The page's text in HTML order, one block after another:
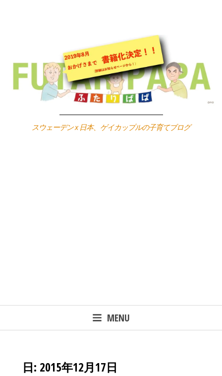
スウェーデン x 日本、ゲイカップルの子育てブログ
MENU
日: 2015年12月17日